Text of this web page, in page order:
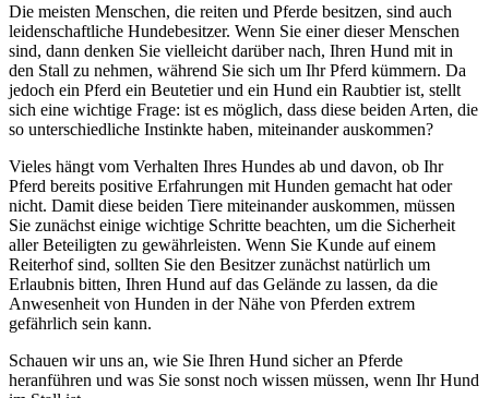
Die meisten Menschen, die reiten und Pferde besitzen, sind auch
leidenschaftliche Hundebesitzer. Wenn Sie einer dieser Menschen
sind, dann denken Sie vielleicht darüber nach, Ihren Hund mit in
den Stall zu nehmen, während Sie sich um Ihr Pferd kümmern. Da
jedoch ein Pferd ein Beutetier und ein Hund ein Raubtier ist, stellt
sich eine wichtige Frage: ist es möglich, dass diese beiden Arten, die
so unterschiedliche Instinkte haben, miteinander auskommen?
Vieles hängt vom Verhalten Ihres Hundes ab und davon, ob Ihr
Pferd bereits positive Erfahrungen mit Hunden gemacht hat oder
nicht. Damit diese beiden Tiere miteinander auskommen, müssen
Sie zunächst einige wichtige Schritte beachten, um die Sicherheit
aller Beteiligten zu gewährleisten. Wenn Sie Kunde auf einem
Reiterhof sind, sollten Sie den Besitzer zunächst natürlich um
Erlaubnis bitten, Ihren Hund auf das Gelände zu lassen, da die
Anwesenheit von Hunden in der Nähe von Pferden extrem
gefährlich sein kann.
Schauen wir uns an, wie Sie Ihren Hund sicher an Pferde
heranführen und was Sie sonst noch wissen müssen, wenn Ihr Hund